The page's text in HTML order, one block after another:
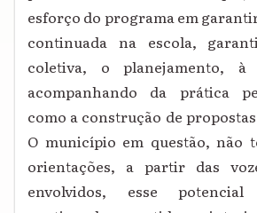
esforço do programa em
continuada na escola,
coletiva, o planejamento,
acompanhando da prática
como a construção de
O município em questão, não
orientações, a partir das
envolvidos, esse